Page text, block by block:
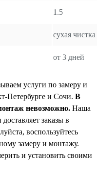
1.5
сухая чистка
от 3 дней
услуги по замеру и
Петербурге и Сочи. В
невозможно. Наша
заказы в
воспользуйтесь
замеру и монтажу.
и установить своими